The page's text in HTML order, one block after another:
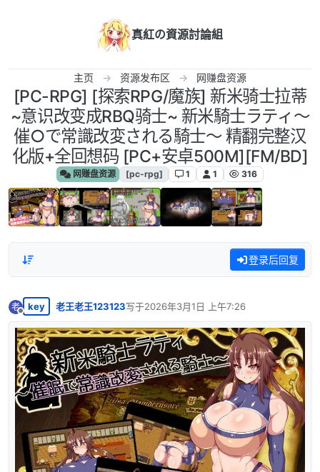
真紅の資源討論組
主页 资源发布区 网赚盘资源
[PC-RPG] [探索RPG/魔族] 新米骑士拉蒂
~意识改变成RBQ骑士~ 新米騎士ラティ～
催○で常識改変される騎士～ 精翻完整汉
化版+全回想码 [PC+安卓500M][FM/BD]
网赚盘资源 [pc-rpg] 1 1 316
登录后回复
老
离线
key 老王老王123123写于2026年3月1日 上午7:26
最后由 编辑